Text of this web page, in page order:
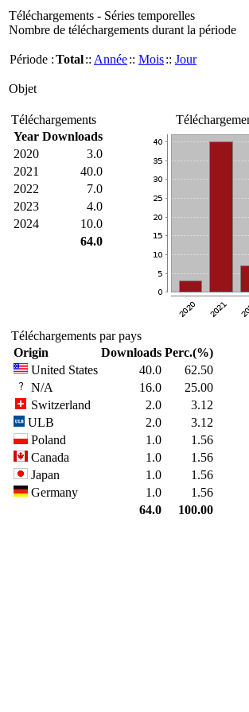
Téléchargements - Séries temporelles
Nombre de téléchargements durant la période
Période :Total:: Année:: Mois:: Jour
Objet
Téléchargements
Year Downloads
2020
3.0
2021
40.0
2022
7.0
2023
4.0
2024
10.0
64.0
Téléchargements par pays
Origin
Downloads Perc.(%)
United States
40.0
62.50
N/A
16.0
25.00
Switzerland
2.0
3.12
ULB
2.0
3.12
Poland
1.0
1.56
Canada
1.0
1.56
Japan
1.0
1.56
Germany
1.0
1.56
64.0
100.00